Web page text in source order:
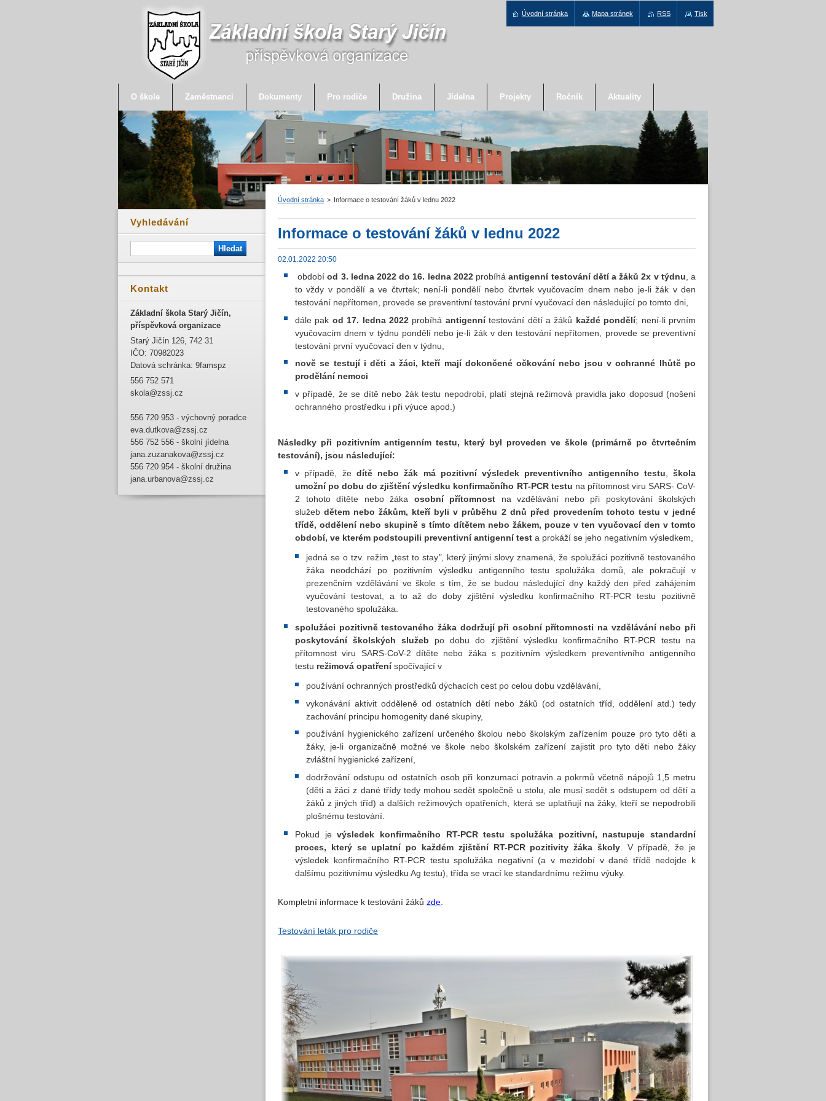
Úvodní stránka > Informace o testování žáků v lednu 2022
Informace o testování žáků v lednu 2022
02.01.2022 20:50
obdobíod 3. ledna 2022 do 16. ledna 2022 probíháantigenní testování dětí a žáků 2x v týdnu , a
to vždy v pondělí a ve čtvrtek; není-li pondělí nebo čtvrtek vyučovacím dnem nebo je-li žák v den
testování nepřítomen, provede se preventivní testování první vyučovací den následující po tomto dni,
dále pak od 17. ledna 2022 probíhá antigennítestování dětí a žáků každé pondělí; není-li prvním
vyučovacím dnem v týdnu pondělí nebo je-li žák v den testování nepřítomen, provede se preventivní
testování první vyučovací den v týdnu,
nově se testují i děti a žáci, kteří mají dokončené očkování nebo jsou v ochranné lhůtě po
prodělání nemoci
v případě, že se dítě nebo žák testu nepodrobí, platí stejná režimová pravidla jako doposud (nošení
ochranného prostředku i při výuce apod.)
Následky při pozitivním antigenním testu, který byl proveden ve škole (primárně po čtvrtečním
testování), jsou následující:
v případě, že dítě nebo žák má pozitivní výsledek preventivního antigenního testu
škola
umožní po dobu do zjištění výsledku konfirmačního RT-PCR testu na přítomnost viru SARS- CoV-
2 tohoto dítěte nebo žáka osobní přítomnost na vzdělávání nebo při poskytování školských
služebdětem nebo žákům, kteří byli v průběhu 2 dnů před provedením tohoto testu v jedné
třídě, oddělení nebo skupině s tímto dítětem nebo žákem, pouze v ten vyučovací den v tomto
období, ve kterém podstoupili preventivní antigenní test a prokáží se jeho negativním výsledkem,
jedná se o tzv. režim „test to stay", který jinými slovy znamená, že spolužáci pozitivně testovaného
žáka neodchází po pozitivním výsledku antigenního testu spolužáka domů, ale pokračují v
prezenčním vzdělávání ve škole s tím, že se budou následující dny každý den před zahájením
vyučování testovat, a to až do doby zjištění výsledku konfirmačního RT-PCR testu pozitivně
testovaného spolužáka.
spolužáci pozitivně testovaného žáka dodržují při osobní přítomnosti na vzdělávání nebo při
poskytování školských služeb po dobu do zjištění výsledku konfirmačního RT-PCR testu na
přítomnost viru SARS-CoV-2 dítěte nebo žáka s pozitivním výsledkem preventivního antigenního
testu režimová opatřeníspočívající v
používání ochranných prostředků dýchacích cest po celou dobu vzdělávání,
vykonávání aktivit odděleně od ostatních dětí nebo žáků (od ostatních tříd, oddělení atd.) tedy
zachování principu homogenity dané skupiny,
používání hygienického zařízení určeného školou nebo školským zařízením pouze pro tyto děti a
žáky, je-li organizačně možné ve škole nebo školském zařízení zajistit pro tyto děti nebo žáky
zvláštní hygienické zařízení,
dodržování odstupu od ostatních osob při konzumaci potravin a pokrmů včetně nápojů 1,5 metru
(děti a žáci z dané třídy tedy mohou sedět společně u stolu, ale musí sedět s odstupem od dětí a
žáků z jiných tříd) a dalších režimových opatřeních, která se uplatňují na žáky, kteří se nepodrobili
plošnému testování.
Pokud jevýsledek konfirmačního RT-PCR testu spolužáka pozitivní, nastupuje standardní
proces, který se uplatní po každém zjištění RT-PCR pozitivity žáka školy. V případě, že je
výsledek konfirmačního RT-PCR testu spolužáka negativní (a v mezidobí v dané třídě nedojde k
dalšímu pozitivnímu výsledku Ag testu), třída se vrací ke standardnímu režimu výuky.
Kompletní informace k testování žáků zde
Testování leták pro rodiče
Vyhledávání
Kontakt
Základní škola Starý Jičín,
příspěvková organizace
Starý Jičín 126, 742 31
IČO: 70982023
Datová schránka: 9famspz
556 752 571
skola@zssj.cz
556 720 953 - výchovný poradce
eva.dutkova@zssj.cz
556 752 556 - školní jídelna
jana.zuzanakova@zssj.cz
556 720 954 - školní družina
jana.urbanova@zssj.cz
O škole Zaměstnanci Dokumenty Pro rodiče Družina Jídelna Projekty Ročník Aktuality
Úvodní stránka Mapa stránek RSS Tisk